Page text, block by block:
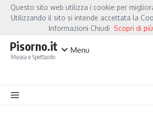
Salta al contenuto
Hot NewsFiorella Mannoia, a Capannori nasce
Pisorno.it
Musica e Spettacolo
Menu
Questo sito web utilizza i cookie per
Utilizzando il sito si intende accettata la
Informazioni Chiudi Scopri di più